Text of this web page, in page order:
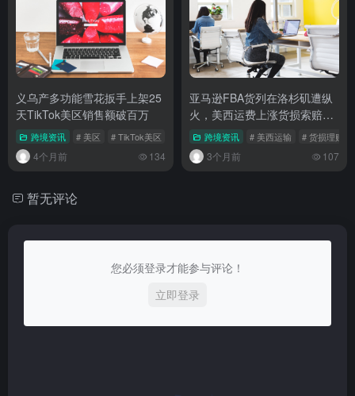
义乌产多功能雪花扳手上架25
天TikTok美区销售额破百万
跨境资讯 # 美区 # TikTok美区
4个月前 134
亚马逊FBA货列在洛杉矶遭纵
火，美西运费上涨货损索赔启
动 跨境资讯 # 美西运输 # 货损理赔
3个月前 107
暂无评论
您必须登录才能参与评论！
立即登录